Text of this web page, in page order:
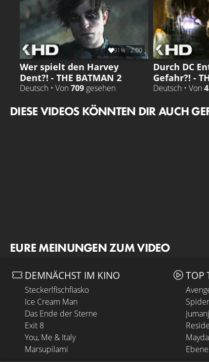
91% 2:00
Wer spielt den Harvey
Dent?! - THE BATMAN 2
Deutsch • Von 709 gesehen
Durch DC
Gefahr?! -
Deutsch • Von
DIESE VIDEOS KÖNNTEN DIR AUCH
EURE MEINUNGEN ZUM VIDEO
DEMNÄCHST IM KINO
Steckerlfischfiasko
Ice Cream Man
Das Ende der Sterne
Exit 8
You, Me & Italy
Marsupilami
TOP